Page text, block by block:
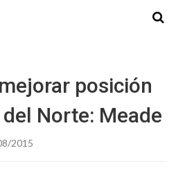
posición
Norte: Meade
2015